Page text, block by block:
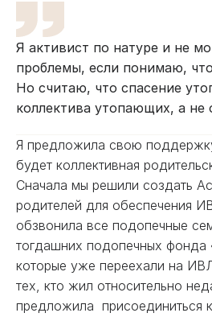
Я активист по натуре и не
проблемы, если понимаю,
Но считаю, что спасение
коллектива утопающих, а не
Я предложила свою
будет коллективная
Сначала мы решили создать
родителей для обеспечения
обзвонила все подопечные
тогдашних подопечных
которые уже переехали на
тех, кто жил относительно
предложила присоединиться